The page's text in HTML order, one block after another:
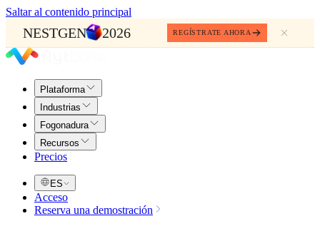
Saltar al contenido principal
NESTGEN 2026 REGÍSTRATE AHORA
Plataforma
Industrias
Fogonadura
Recursos
Precios
ES
Acceso
Reserva una demostración